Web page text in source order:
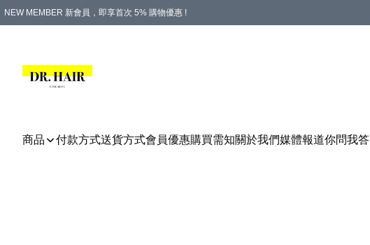
NEW MEMBER 新會員，即享首次 5% 購物優惠 !
商品 付款方式送貨方式會員優惠購買需知關於我們媒體報道你問我答